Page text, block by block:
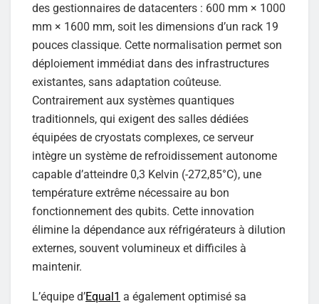
des gestionnaires de datacenters : 600 mm × 1000
mm × 1600 mm, soit les dimensions d’un rack 19
pouces classique. Cette normalisation permet son
déploiement immédiat dans des infrastructures
existantes, sans adaptation coûteuse.
Contrairement aux systèmes quantiques
traditionnels, qui exigent des salles dédiées
équipées de cryostats complexes, ce serveur
intègre un système de refroidissement autonome
capable d’atteindre 0,3 Kelvin (-272,85°C), une
température extrême nécessaire au bon
fonctionnement des qubits. Cette innovation
élimine la dépendance aux réfrigérateurs à dilution
externes, souvent volumineux et difficiles à
maintenir.
L’équipe d’Equal1 a également optimisé sa